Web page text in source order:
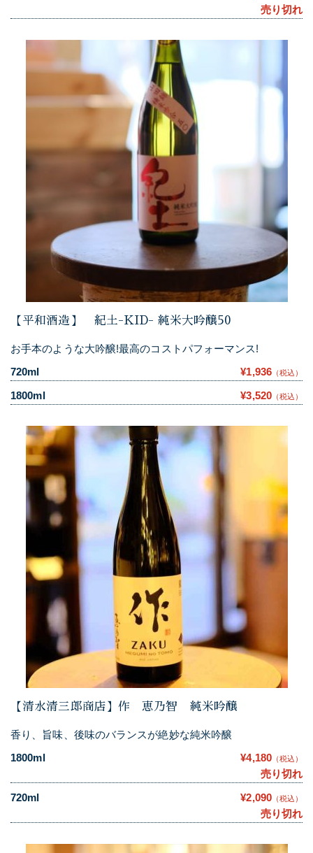
売り切れ
【平和酒造】 紀土-KID- 純米大吟醸50
お手本のような大吟醸!最高のコストパフォーマンス!
720ml
¥1,936 （税込）
1800ml ¥3,520 （税込）
【清水清三郎商店】作 恵乃智 純米吟醸
香り、旨味、後味のバランスが絶妙な純米吟醸
1800ml
¥4,180 （税込）
売り切れ
720ml
¥2,090 （税込）
売り切れ